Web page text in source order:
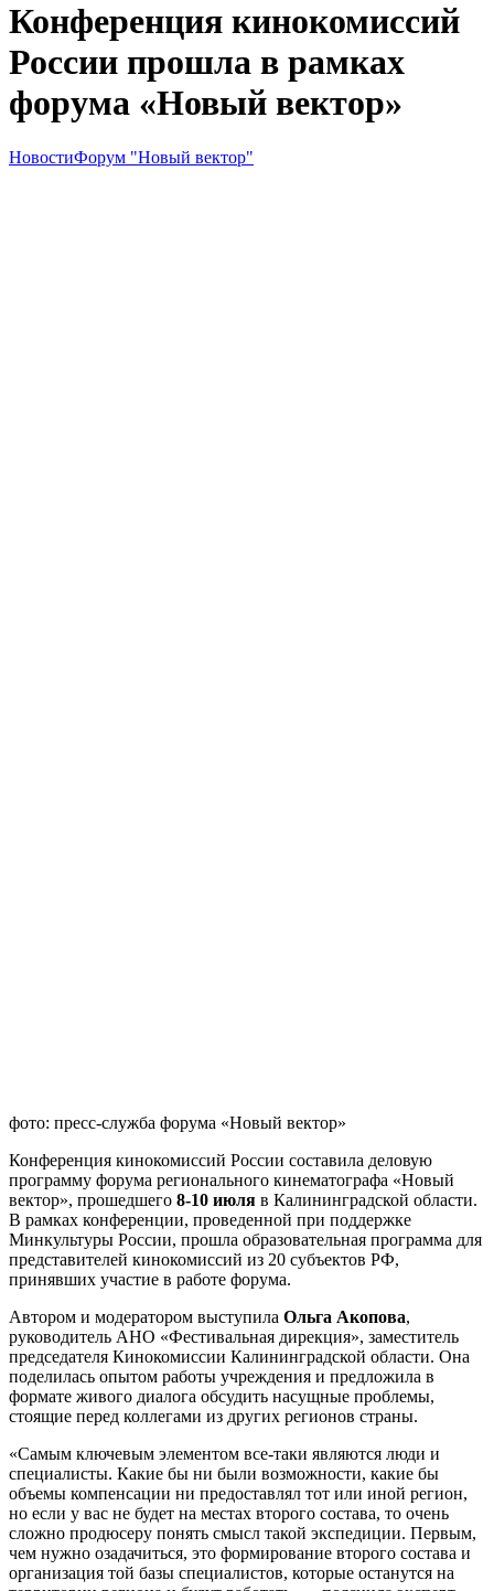
Конференция кинокомиссий
России прошла в рамках
форума «Новый вектор»
НовостиФорум "Новый вектор"
фото: пресс-служба форума «Новый вектор»
Конференция кинокомиссий России составила деловую
программу форума регионального кинематографа «Новый
вектор», прошедшего 8-10 июля в Калининградской области.
В рамках конференции, проведенной при поддержке
Минкультуры России, прошла образовательная программа для
представителей кинокомиссий из 20 субъектов РФ,
принявших участие в работе форума.
Автором и модератором выступила Ольга Акопова,
руководитель АНО «Фестивальная дирекция», заместитель
председателя Кинокомиссии Калининградской области. Она
поделилась опытом работы учреждения и предложила в
формате живого диалога обсудить насущные проблемы,
стоящие перед коллегами из других регионов страны.
«Cамым ключевым элементом все-таки являются люди и
специалисты. Какие бы ни были возможности, какие бы
объемы компенсации ни предоставлял тот или иной регион,
но если у вас не будет на местах второго состава, то очень
сложно продюсеру понять смысл такой экспедиции. Первым,
чем нужно озадачиться, это формирование второго состава и
организация той базы специалистов, которые останутся на